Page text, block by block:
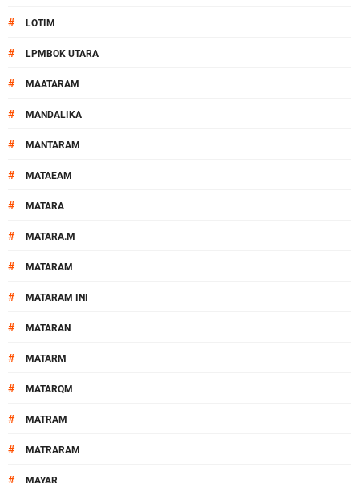
# LOTIM
# LPMBOK UTARA
# MAATARAM
# MANDALIKA
# MANTARAM
# MATAEAM
# MATARA
# MATARA.M
# MATARAM
# MATARAM INI
# MATARAN
# MATARM
# MATARQM
# MATRAM
# MATRARAM
# MAYAR